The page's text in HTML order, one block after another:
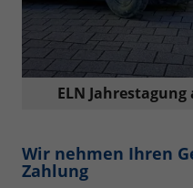
ELN Jahrestagung
Wir nehmen Ihren
Zahlung